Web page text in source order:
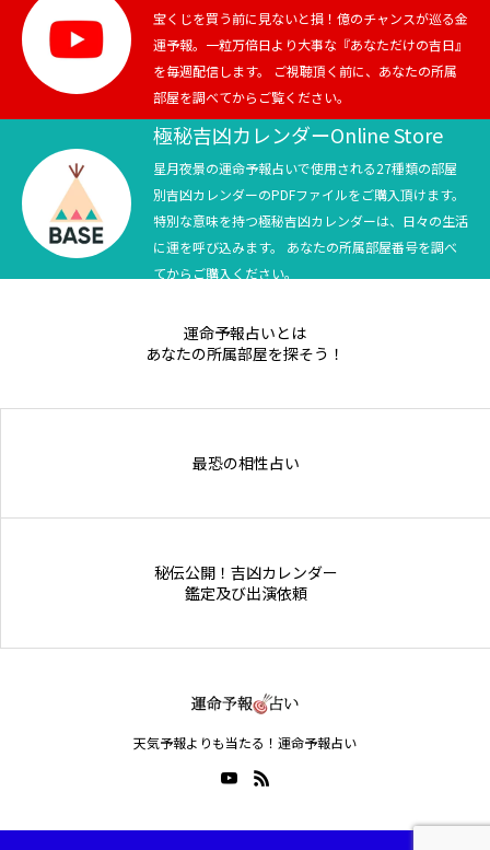
スポーツ
競馬
テニス四大大会・五輪
テニス四大大会・五輪
宝くじを買う前に見ないと損！億のチャンスが巡る金
運予報。一粒万倍日より大事な『あなただけの吉日』
を毎週配信します。 ご視聴頂く前に、あなたの所属
部屋を調べてからご覧ください。
極秘吉凶カレンダーOnline Store
星月夜景の運命予報占いで使用される27種類の部屋
別吉凶カレンダーのPDFファイルをご購入頂けます。
特別な意味を持つ極秘吉凶カレンダーは、日々の生活
に運を呼び込みます。 あなたの所属部屋番号を調べ
てからご購入ください。
運命予報占いとは
あなたの所属部屋を探そう！
最恐の相性占い
秘伝公開！吉凶カレンダー
鑑定及び出演依頼
天気予報よりも当たる！運命予報占い